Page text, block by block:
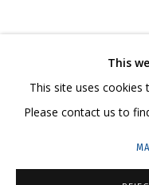
+7 (495) 635-02-35
ПОДПИШИТЕСЬ НА
This
This site uses
Please contact us to